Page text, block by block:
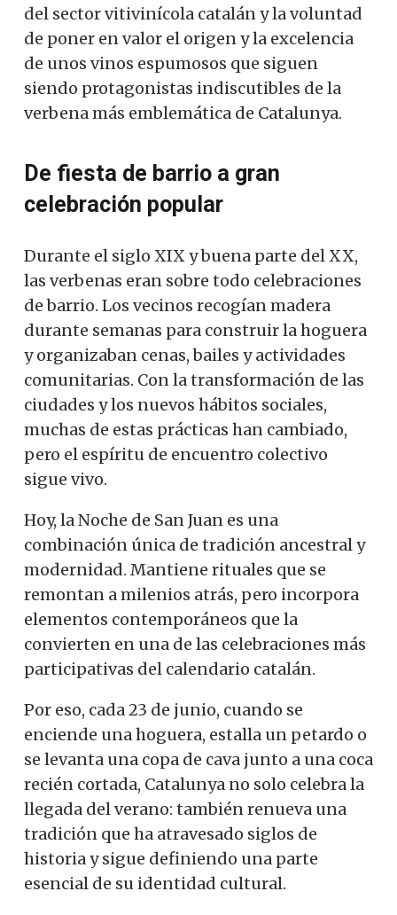
del sector vitivinícola catalán y la voluntad
de poner en valor el origen y la excelencia
de unos vinos espumosos que siguen
siendo protagonistas indiscutibles de la
verbena más emblemática de Catalunya.
De fiesta de barrio a gran
celebración popular
Durante el siglo XIX y buena parte del XX,
las verbenas eran sobre todo celebraciones
de barrio. Los vecinos recogían madera
durante semanas para construir la hoguera
y organizaban cenas, bailes y actividades
comunitarias. Con la transformación de las
ciudades y los nuevos hábitos sociales,
muchas de estas prácticas han cambiado,
pero el espíritu de encuentro colectivo
sigue vivo.
Hoy, la Noche de San Juan es una
combinación única de tradición ancestral y
modernidad. Mantiene rituales que se
remontan a milenios atrás, pero incorpora
elementos contemporáneos que la
convierten en una de las celebraciones más
participativas del calendario catalán.
Por eso, cada 23 de junio, cuando se
enciende una hoguera, estalla un petardo o
se levanta una copa de cava junto a una coca
recién cortada, Catalunya no solo celebra la
llegada del verano: también renueva una
tradición que ha atravesado siglos de
historia y sigue definiendo una parte
esencial de su identidad cultural.